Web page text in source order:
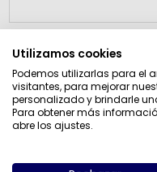
Nota: Introduzca el número de
Utilizamos cookies
Podemos utilizarlas para el
visitantes, para mejorar
personalizado y brindarle
Para obtener más
abre los ajustes.